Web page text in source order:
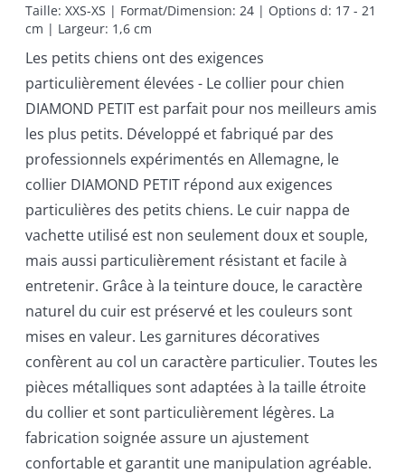
Taille: XXS-XS | Format/Dimension: 24 | Options d: 17 - 21
cm | Largeur: 1,6 cm
Les petits chiens ont des exigences
particulièrement élevées - Le collier pour chien
DIAMOND PETIT est parfait pour nos meilleurs amis
les plus petits. Développé et fabriqué par des
professionnels expérimentés en Allemagne, le
collier DIAMOND PETIT répond aux exigences
particulières des petits chiens. Le cuir nappa de
vachette utilisé est non seulement doux et souple,
mais aussi particulièrement résistant et facile à
entretenir. Grâce à la teinture douce, le caractère
naturel du cuir est préservé et les couleurs sont
mises en valeur. Les garnitures décoratives
confèrent au col un caractère particulier. Toutes les
pièces métalliques sont adaptées à la taille étroite
du collier et sont particulièrement légères. La
fabrication soignée assure un ajustement
confortable et garantit une manipulation agréable.